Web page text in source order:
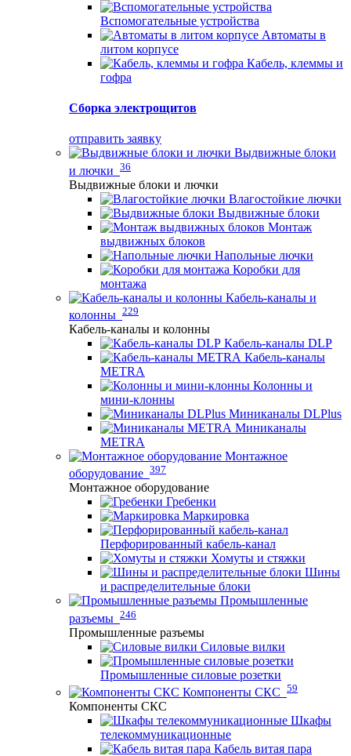
Вспомогательные устройства
Автоматы в
литом корпусе
Кабель, клеммы и
гофра
Сборка электрощитов
отправить заявку
Выдвижные блоки
и лючки 36
Выдвижные блоки и лючки
Влагостойкие лючки
Выдвижные блоки
Монтаж
выдвижных блоков
Напольные лючки
Коробки для
монтажа
Кабель-каналы и
колонны 229
Кабель-каналы и колонны
Кабель-каналы DLP
Кабель-каналы
METRA
Колонны и
мини-клонны
Миниканалы DLPlus
Миниканалы
METRA
Монтажное
оборудование 397
Монтажное оборудование
Гребенки
Маркировка
Перфорированный кабель-канал
Хомуты и стяжки
Шины
и распределительные блоки
Промышленные
разъемы 246
Промышленные разъемы
Силовые вилки
Промышленные силовые розетки
Компоненты СКС 59
Компоненты СКС
Шкафы
телекоммуникационные
Кабель витая пара